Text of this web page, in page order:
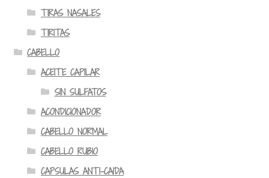
TIRAS NASALES
TIRITAS
CABELLO
ACEITE CAPILAR
SIN SULFATOS
ACONDICIONADOR
CABELLO NORMAL
CABELLO RUBIO
CAPSULAS ANTI-CAIDA